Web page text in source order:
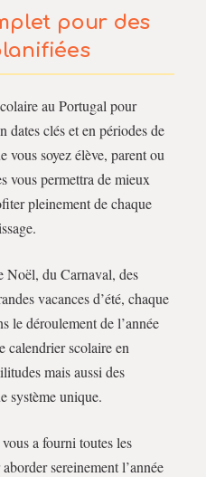
pour des
au Portugal pour
dates clés et en périodes de
vous soyez élève, parent ou
vous permettra de mieux
pleinement de chaque
Noël, du Carnaval, des
vacances d’été, chaque
le déroulement de l’année
calendrier scolaire en
mais aussi des
système unique.
a fourni toutes les
sereinement l’année